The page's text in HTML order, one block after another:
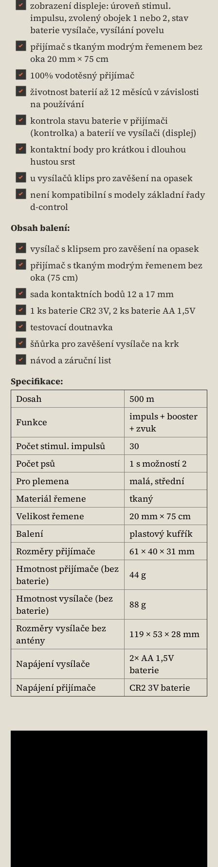
zobrazení displeje: úroveň stimul.
impulsu, zvolený obojek 1 nebo 2, stav
baterie vysílače, vysílání povelu
přijímač s tkaným modrým řemenem bez
oka 20 mm × 75 cm
100% vodotěsný přijímač
životnost baterií až 12 měsíců v závislosti
na používání
kontrola stavu baterie v přijímači
(kontrolka) a baterií ve vysílači (displej)
kontaktní body pro krátkou i dlouhou
hustou srst
u vysílačů klips pro zavěšení na opasek
není kompatibilní s modely základní řady
d-control
Obsah balení:
vysílač s klipsem pro zavěšení na opasek
přijímač s tkaným modrým řemenem bez
oka (75 cm)
sada kontaktních bodů 12 a 17 mm
1 ks baterie CR2 3V, 2 ks baterie AA 1,5V
testovací doutnavka
šňůrka pro zavěšení vysílače na krk
návod a záruční list
Specifikace:
Dosah
500 m
Funkce
impuls + booster
+ zvuk
Počet stimul. impulsů
30
Počet psů
1 s možností 2
Pro plemena
malá, střední
Materiál řemene
tkaný
Velikost řemene
20 mm × 75 cm
Balení
plastový kufřík
Rozměry přijímače
61 × 40 × 31 mm
Hmotnost přijímače (bez
baterie)
44 g
Hmotnost vysílače (bez
baterie)
88 g
Rozměry vysílače bez
antény
119 × 53 × 28 mm
Napájení vysílače
2× AA 1,5V
baterie
Napájení přijímače
CR2 3V baterie